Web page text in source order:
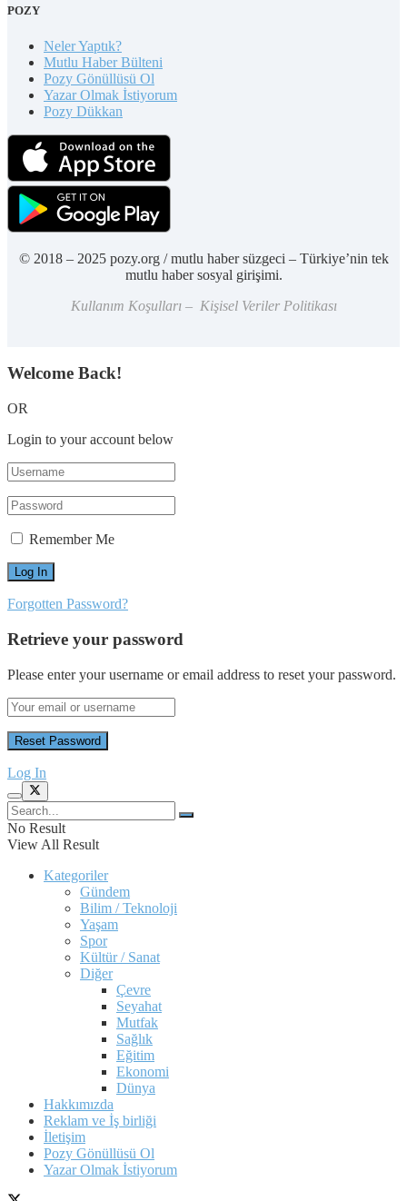
POZY
Neler Yaptık?
Mutlu Haber Bülteni
Pozy Gönüllüsü Ol
Yazar Olmak İstiyorum
Pozy Dükkan
© 2018 – 2025 pozy.org / mutlu haber süzgeci – Türkiye’nin tek
mutlu haber sosyal girişimi.
Kullanım Koşulları – Kişisel Veriler Politikası
Welcome Back!
OR
Login to your account below
Remember Me
Forgotten Password?
Retrieve your password
Please enter your username or email address to reset your password.
Log In
No Result
View All Result
Kategoriler
Gündem
Bilim / Teknoloji
Yaşam
Spor
Kültür / Sanat
Diğer
Çevre
Seyahat
Mutfak
Sağlık
Eğitim
Ekonomi
Dünya
Hakkımızda
Reklam ve İş birliği
İletişim
Pozy Gönüllüsü Ol
Yazar Olmak İstiyorum